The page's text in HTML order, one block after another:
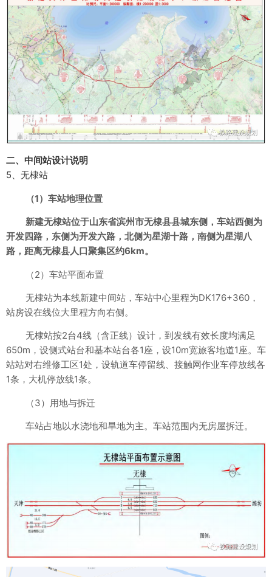
二、中间站设计说明
5、无棣站
（1）车站地理位置
新建无棣站位于山东省滨州市无棣县县城东侧，车站西侧为
开发四路，东侧为开发六路，北侧为星湖十路，南侧为星湖八
路，距离无棣县人口聚集区约6km。
（2）车站平面布置
无棣站为本线新建中间站，车站中心里程为DK176+360，
站房设在线位大里程方向右侧。
无棣站按2台4线（含正线）设计，到发线有效长度均满足
650m，设侧式站台和基本站台各1座，设10m宽旅客地道1座。车
站站对右维修工区1处，设轨道车停留线、接触网作业车停放线各
1条，大机停放线1条。
（3）用地与拆迁
车站占地以水浇地和旱地为主。车站范围内无房屋拆迁。